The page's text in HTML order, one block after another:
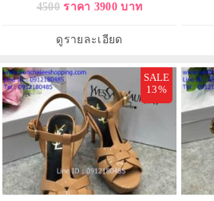
4500 ราคา 3900 บาท
ดูรายละเอียด
SALE
13%